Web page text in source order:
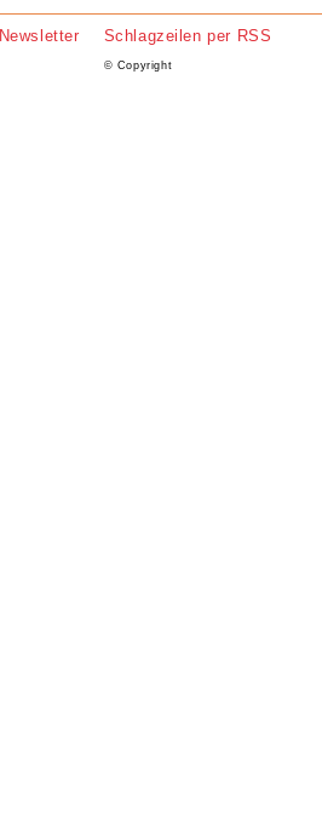
Newsletter Schlagzeilen per RSS
© Copyright